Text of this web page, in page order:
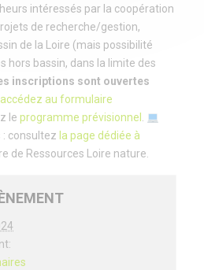
intéressés par la coopération
de recherche/gestion,
de la Loire (mais possibilité
hors bassin, dans la limite des
inscriptions sont ouvertes
accédez au formulaire
le programme prévisionnel
: consultez la page dédiée à
de Ressources Loire nature.